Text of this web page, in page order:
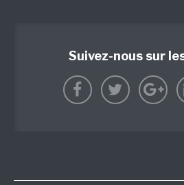
Suivez-nous sur